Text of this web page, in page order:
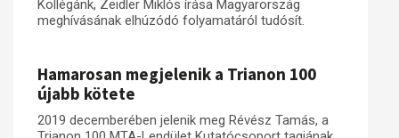
Kollégánk, Zeidler Miklós írása Magyarország
meghívásának elhúzódó folyamatáról tudósít.
Hamarosan megjelenik a Trianon 100
újabb kötete
2019 decemberében jelenik meg Révész Tamás, a